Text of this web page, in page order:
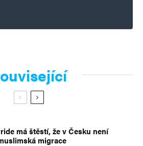
má štěstí, že v Česku není
migrace